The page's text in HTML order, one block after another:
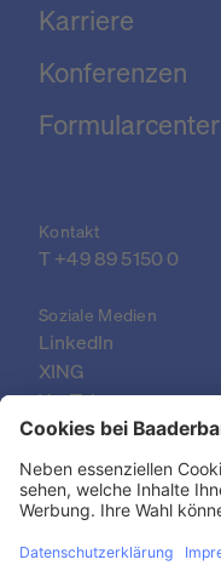
Karriere
Konferenzen
Formularcenter
Kontakt
T +49 89 5150 0
Soziale Medien
LinkedIn
XING
YouTube